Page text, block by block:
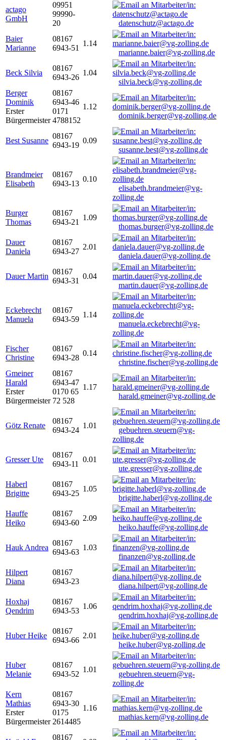
actago
GmbH
09951
99990-
20
datenschutz@actago.de
Baier
Marianne
08167
6943-51
1.14
marianne.baier@vg-zolling.de
Beck Silvia
08167
6943-26
1.04
silvia.beck@vg-zolling.de
Berger
Dominik
Erster
Bürgermeister
08167
6943-46
0171
4788152
1.12
dominik.berger@vg-zolling.de
Best Susanne
08167
6943-19
0.09
susanne.best@vg-zolling.de
Brandmeier
Elisabeth
08167
6943-13
0.10
elisabeth.brandmeier@vg-
zolling.de
Burger
Thomas
08167
6943-21
1.09
thomas.burger@vg-zolling.de
Dauer
Daniela
08167
6943-27
2.01
daniela.dauer@vg-zolling.de
Dauer Martin
08167
6943-31
0.04
martin.dauer@vg-zolling.de
Eckebrecht
Manuela
08167
6943-59
1.14
manuela.eckebrecht@vg-
zolling.de
Fischer
Christine
08167
6943-28
0.14
christine.fischer@vg-zolling.de
Gmeiner
Harald
Erster
Bürgermeister
08167
6943-47
0170 65
72 528
1.17
harald.gmeiner@vg-zolling.de
Götz Renate
08167
6943-24
1.01
gebuehren.steuern@vg-
zolling.de
Gresser Ute
08167
6943-11
0.01
ute.gresser@vg-zolling.de
Haberl
Brigitte
08167
6943-25
1.05
brigitte.haberl@vg-zolling.de
Hauffe
Heiko
08167
6943-60
2.09
heiko.hauffe@vg-zolling.de
Hauk Andrea
08167
6943-63
1.03
finanzen@vg-zolling.de
Hilpert
Diana
08167
6943-23
diana.hilpert@vg-zolling.de
Hoxhaj
Qendrim
08167
6943-53
1.06
qendrim.hoxhaj@vg-zolling.de
Huber Heike
08167
6943-66
2.01
heike.huber@vg-zolling.de
Huber
Melanie
08167
6943-52
1.01
gebuehren.steuern@vg-
zolling.de
Kern
Mathias
Erster
Bürgermeister
08167
6943-30
0175
2614485
1.16
mathias.kern@vg-zolling.de
08167